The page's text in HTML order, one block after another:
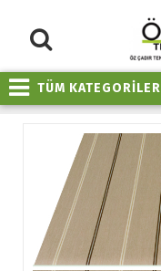
TÜM KATEGORİLER